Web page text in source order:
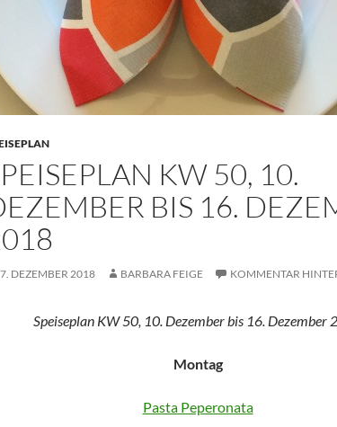
KW 50, 10.
BIS 16.
7. DEZEMBER 2018 BARBARA FEIGE KOMMENTAR
Speiseplan KW 50, 10. Dezember bis 16. Dezember
Montag
Pasta Peperonata